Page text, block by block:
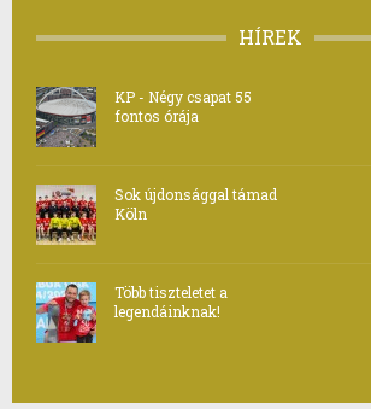
HÍREK
KP - Négy csapat 55
fontos órája
Sok újdonsággal támad
Köln
Több tiszteletet a
legendáinknak!